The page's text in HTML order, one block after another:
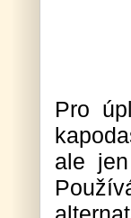
Pro
ale